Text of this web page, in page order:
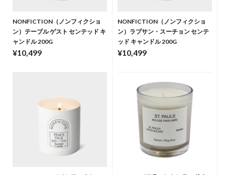
NONFICTION（ノンフィクショ
ン）テーブル ゲスト センテッド キ
ャンドル 200G
¥10,499
NONFICTION（ノンフィクショ
ン）ラプサン・スーチョン センテ
ッド キャンドル 200G
¥10,499